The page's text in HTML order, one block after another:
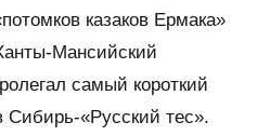
казаков Ермака»
Мансийский
самый короткий
Сибирь-«Русский тес».